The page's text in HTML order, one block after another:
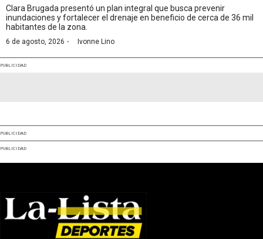
Clara Brugada presentó un plan integral que busca prevenir
inundaciones y fortalecer el drenaje en beneficio de cerca de 36 mil
habitantes de la zona.
6 de agosto, 2026 · Ivonne Lino
PUBLICIDAD
PUBLICIDAD
PUBLICIDAD